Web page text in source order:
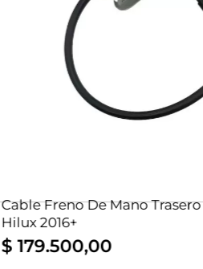
Cable Freno De Mano
Hilux 2016+
$ 179.500,00